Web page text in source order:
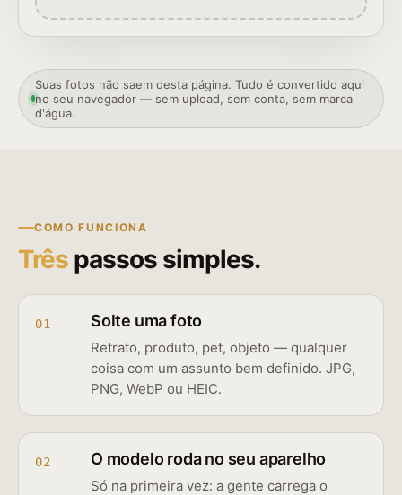
Suas fotos não saem desta página. Tudo é convertido aqui
no seu navegador — sem upload, sem conta, sem marca
d'água.
COMO FUNCIONA
Três passos simples.
01 Solte uma foto
Retrato, produto, pet, objeto — qualquer
coisa com um assunto bem definido. JPG,
PNG, WebP ou HEIC.
02 O modelo roda no seu aparelho
Só na primeira vez: a gente carrega o